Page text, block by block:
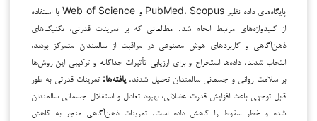
پایگاه‌های داده نظیر PubMed، Scopus و Web of Science با استفاده
از کلیدواژه‌های مرتبط انجام شد. مطالعاتی که بر تمرینات قدرتی، تکنیک‌های
ذهن‌آگاهی و کاربردهای هوش مصنوعی در مراقبت از سالمندان متمرکز بودند،
انتخاب شدند. داده‌ها استخراج و برای ارزیابی تأثیرات جداگانه و ترکیبی این روش‌ها
بر سلامت روانی و جسمانی سالمندان تحلیل شدند.یافته‌ها: تمرینات قدرتی به طور
قابل توجهی باعث افزایش قدرت عضلانی، بهبود تعادل و استقلال جسمانی سالمندان
شده و خطر سقوط را کاهش داده است. تمرینات ذهن‌آگاهی منجر به کاهش